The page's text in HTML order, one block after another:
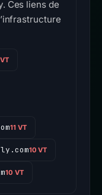
Ces liens de
11 VT
10 VT
10 VT